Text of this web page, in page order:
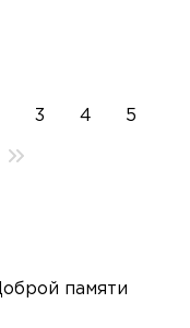
3 4 5
памяти